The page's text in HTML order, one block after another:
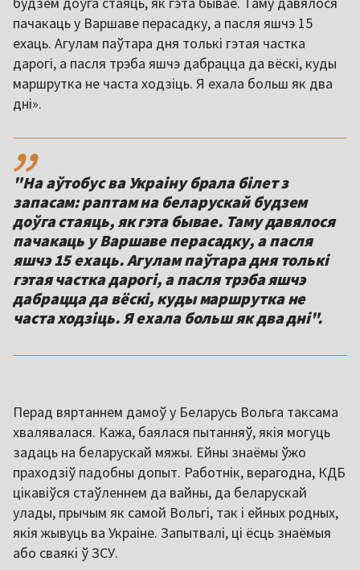
пачакаць у Варшаве перасадку, а пасля яшчэ 15
ехаць. Агулам паўтара дня толькі гэтая частка
дарогі, а пасля трэба яшчэ дабрацца да вёскі, куды
маршрутка не часта ходзіць. Я ехала больш як два
дні».
,,
"На аўтобус ва Украіну брала білет з
запасам: раптам на беларускай будзем
доўга стаяць, як гэта бывае. Таму давялося
пачакаць у Варшаве перасадку, а пасля
яшчэ 15 ехаць. Агулам паўтара дня толькі
гэтая частка дарогі, а пасля трэба яшчэ
дабрацца да вёскі, куды маршрутка не
часта ходзіць. Я ехала больш як два дні".
Перад вяртаннем дамоў у Беларусь Вольга таксама
хвалявалася. Кажа, баялася пытанняў, якія могуць
задаць на беларускай мяжы. Ейны знаёмы ўжо
праходзіў падобны допыт. Работнік, верагодна, КДБ
цікавіўся стаўленнем да вайны, да беларускай
улады, прычым як самой Вольгі, так і ейных родных,
якія жывуць ва Украіне. Запытвалі, ці ёсць знаёмыя
або сваякі ў ЗСУ.